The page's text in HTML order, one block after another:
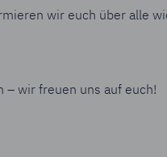
wir euch über alle
– wir freuen uns auf euch!